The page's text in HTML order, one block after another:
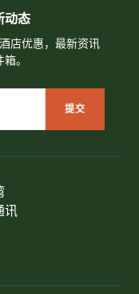
讯
动态
店优惠，最新资讯
。